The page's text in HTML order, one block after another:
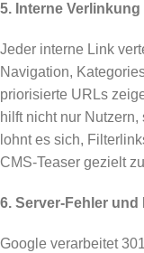
5. Interne
Jeder interne Link
Navigation,
priorisierte URLs
hilft nicht nur
lohnt es sich,
CMS-Teaser gezielt
6. Server-Fehler
Google verarbeitet